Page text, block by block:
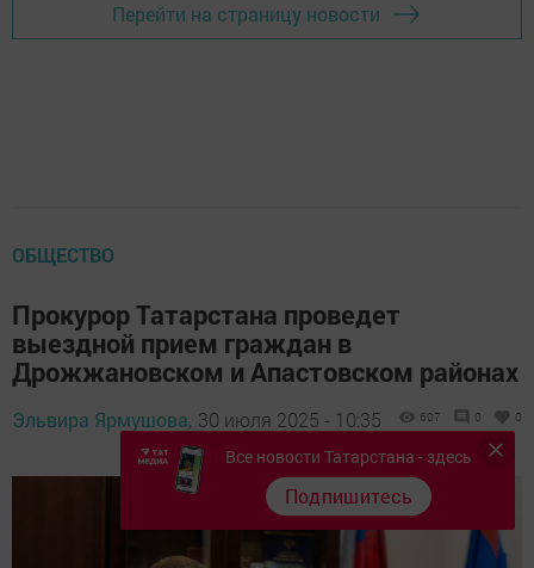
Перейти на страницу новости
ОБЩЕСТВО
Прокурор Татарстана проведет
выездной прием граждан в
Дрожжановском и Апастовском районах
Эльвира Ярмушова, 30 июля 2025 - 10:35 607 0 0
Все новости Татарстана - здесь
Подпишитесь